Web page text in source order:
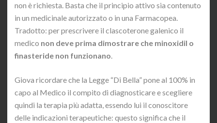
non è richiesta. Basta che il principio attivo sia contenuto
in un medicinale autorizzato o in una Farmacopea.
Tradotto: per prescrivere il clascoterone galenico il
medico non deve prima dimostrare che minoxidil o
finasteride non funzionano.
Giova ricordare che la Legge “Di Bella” pone al 100% in
capo al Medico il compito di diagnosticare e scegliere
quindi la terapia più adatta, essendo lui il conoscitore
delle indicazioni terapeutiche: questo significa che il